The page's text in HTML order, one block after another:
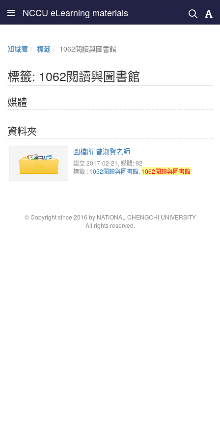
NCCU eLearning materials
知識庫 標籤 1062閱讀與圖書館
標籤: 1062閱讀與圖書館
媒體
資料夾
圖檔所 曾淑賢老師
建立 2017-02-21, 媒體: 92
標籤 : 1052閱讀與圖書館, 1062閱讀與圖書館
© Copyright since 2016 by NATIONAL CHENGCHI UNIVERSITY
All rights reserved.